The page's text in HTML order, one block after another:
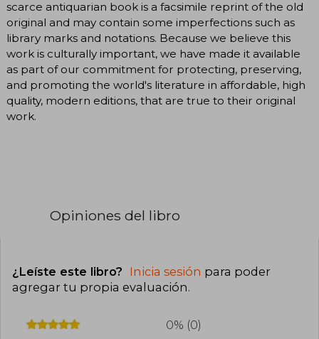
scarce antiquarian book is a facsimile reprint of the old
original and may contain some imperfections such as
library marks and notations. Because we believe this
work is culturally important, we have made it available
as part of our commitment for protecting, preserving,
and promoting the world's literature in affordable, high
quality, modern editions, that are true to their original
work.
Opiniones del libro
¿Leíste este libro? Inicia sesión para poder
agregar tu propia evaluación.
0% (0)